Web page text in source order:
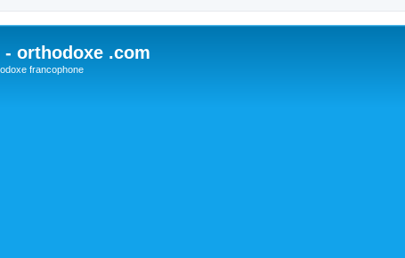
orthodoxe .com
francophone